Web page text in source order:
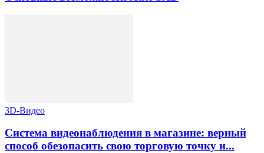
3D-Видео
Система видеонаблюдения в магазине: верный
способ обезопасить свою торговую точку и...